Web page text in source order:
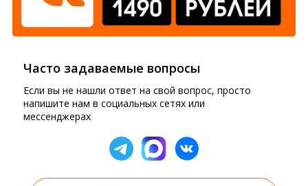
Часто задаваемые вопросы
Если вы не нашли ответ на свой вопрос, просто
напишите нам в социальных сетях или
мессенджерах